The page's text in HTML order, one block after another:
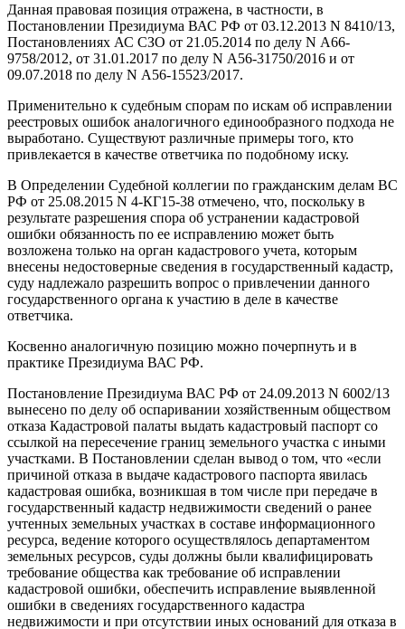
Данная правовая позиция отражена, в частности, в
Постановлении Президиума ВАС РФ от 03.12.2013 N 8410/13,
Постановлениях АС СЗО от 21.05.2014 по делу N А66-
9758/2012, от 31.01.2017 по делу N А56-31750/2016 и от
09.07.2018 по делу N А56-15523/2017.
Применительно к судебным спорам по искам об исправлении
реестровых ошибок аналогичного единообразного подхода не
выработано. Существуют различные примеры того, кто
привлекается в качестве ответчика по подобному иску.
В Определении Судебной коллегии по гражданским делам ВС
РФ от 25.08.2015 N 4-КГ15-38 отмечено, что, поскольку в
результате разрешения спора об устранении кадастровой
ошибки обязанность по ее исправлению может быть
возложена только на орган кадастрового учета, которым
внесены недостоверные сведения в государственный кадастр,
суду надлежало разрешить вопрос о привлечении данного
государственного органа к участию в деле в качестве
ответчика.
Косвенно аналогичную позицию можно почерпнуть и в
практике Президиума ВАС РФ.
Постановление Президиума ВАС РФ от 24.09.2013 N 6002/13
вынесено по делу об оспаривании хозяйственным обществом
отказа Кадастровой палаты выдать кадастровый паспорт со
ссылкой на пересечение границ земельного участка с иными
участками. В Постановлении сделан вывод о том, что «если
причиной отказа в выдаче кадастрового паспорта явилась
кадастровая ошибка, возникшая в том числе при передаче в
государственный кадастр недвижимости сведений о ранее
учтенных земельных участках в составе информационного
ресурса, ведение которого осуществлялось департаментом
земельных ресурсов, суды должны были квалифицировать
требование общества как требование об исправлении
кадастровой ошибки, обеспечить исправление выявленной
ошибки в сведениях государственного кадастра
недвижимости и при отсутствии иных оснований для отказа в